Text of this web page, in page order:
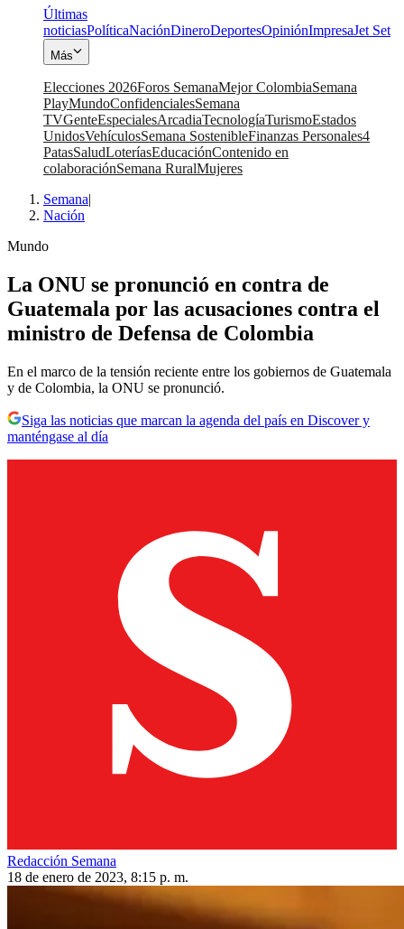
Últimas
noticiasPolíticaNaciónDineroDeportesOpiniónImpresaJet Set
Más
Elecciones 2026Foros SemanaMejor ColombiaSemana
PlayMundoConfidencialesSemana
TVGenteEspecialesArcadiaTecnologíaTurismoEstados
UnidosVehículosSemana SostenibleFinanzas Personales4
PatasSaludLoteríasEducaciónContenido en
colaboraciónSemana RuralMujeres
Semana|
Nación
Mundo
La ONU se pronunció en contra de
Guatemala por las acusaciones contra el
ministro de Defensa de Colombia
En el marco de la tensión reciente entre los gobiernos de Guatemala
y de Colombia, la ONU se pronunció.
Siga las noticias que marcan la agenda del país en Discover y
manténgase al día
Redacción Semana
18 de enero de 2023, 8:15 p. m.